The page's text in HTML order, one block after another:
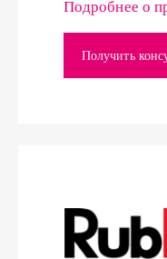
Подробнее о
Получить